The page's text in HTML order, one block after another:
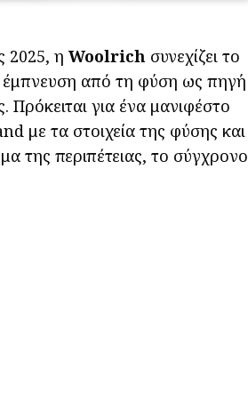
2025, η Woolrich συνεχίζει το
από τη φύση ως πηγή
Πρόκειται για ένα μανιφέστο
με τα στοιχεία της φύσης και
της περιπέτειας, το σύγχρονο